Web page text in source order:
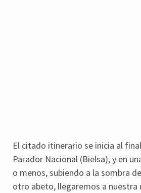
El citado itinerario se inicia al
Parador Nacional (Bielsa), y en
o menos, subiendo a la sombra
otro abeto, llegaremos a nuestra